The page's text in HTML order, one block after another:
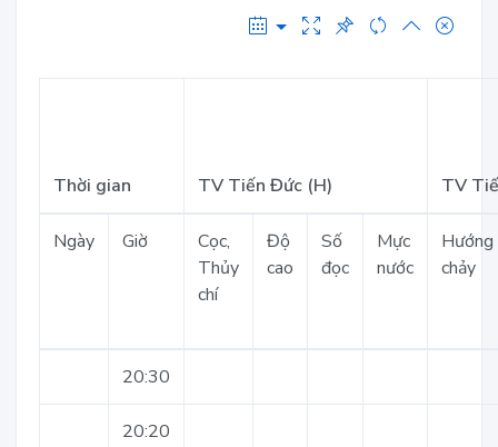
Thời gian TV Tiến Đức (H) TV
Ngày Giờ
Cọc,
Thủy
chí
Độ
cao
Số
đọc
Mực
nước
Hướng
chảy
20:30
20:20